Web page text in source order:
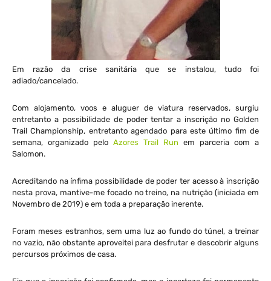
Em razão da crise sanitária que se instalou, tudo foi
adiado/cancelado.
Com alojamento, voos e aluguer de viatura reservados, surgiu
entretanto a possibilidade de poder tentar a inscrição no Golden
Trail Championship, entretanto agendado para este último fim de
semana, organizado pelo Azores Trail Run em parceria com a
Salomon.
Acreditando na ínfima possibilidade de poder ter acesso à inscrição
nesta prova, mantive-me focado no treino, na nutrição (iniciada em
Novembro de 2019) e em toda a preparação inerente.
Foram meses estranhos, sem uma luz ao fundo do túnel, a treinar
no vazio, não obstante aproveitei para desfrutar e descobrir alguns
percursos próximos de casa.